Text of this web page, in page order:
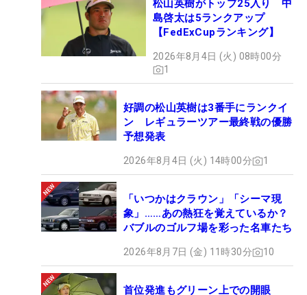
松山英樹がトップ25入り 中
島啓太は5ランクアップ
【FedExCupランキング】
2026年8月4日 (火) 08時00分
1
好調の松山英樹は3番手にランクイ
ン レギュラーツアー最終戦の優勝
予想発表
2026年8月4日 (火) 14時00分 1
「いつかはクラウン」「シーマ現
象」……あの熱狂を覚えているか？
バブルのゴルフ場を彩った名車たち
2026年8月7日 (金) 11時30分 10
首位発進もグリーン上での開眼